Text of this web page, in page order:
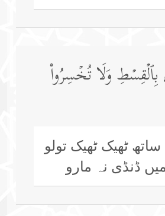
بِٱلۡقِسۡطِ وَلَا تُخۡسِرُوا۟
ٹھیک ٹھیک تولو
ڈنڈی نہ مارو